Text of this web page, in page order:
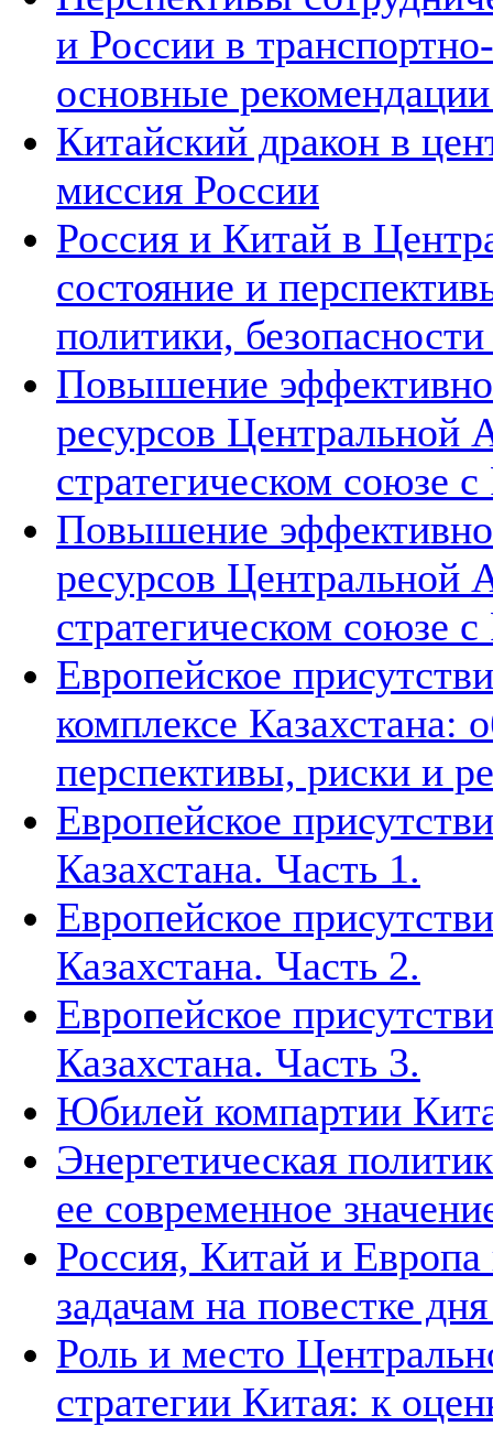
и России в
основные
Китайский дракон в
миссия России
Россия и Китай в
состояние и
политики,
Повышение
ресурсов Центральной
стратегическом союзе
Повышение
ресурсов Центральной
стратегическом союзе
Европейское
комплексе Казахстана:
перспективы, риски и
Европейское
Казахстана. Часть 1.
Европейское
Казахстана. Часть 2.
Европейское
Казахстана. Часть 3.
Юбилей компартии
Энергетическая
ее современное
Россия, Китай и
задачам на повестке
Роль и место
стратегии Китая: к